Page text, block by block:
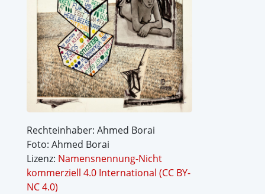
Rechteinhaber: Ahmed Borai
Foto: Ahmed Borai
Lizenz: Namensnennung-Nicht
kommerziell 4.0 International (CC BY-
NC 4.0)